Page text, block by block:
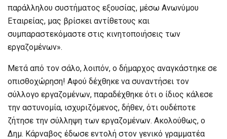
παράλληλου συστήματος εξουσίας, μέσω Ανωνύμου
Εταιρείας, μας βρίσκει αντίθετους και
συμπαραστεκόμαστε στις κινητοποιήσεις των
εργαζομένων».
Μετά από τον σάλο, λοιπόν, ο δήμαρχος αναγκάστηκε σε
οπισθοχώρηση! Αφού δέχθηκε να συναντήσει τον
σύλλογο εργαζομένων, παραδέχθηκε ότι ο ίδιος κάλεσε
την αστυνομία, ισχυριζόμενος, δήθεν, ότι ουδέποτε
ζήτησε την σύλληψη των εργαζομένων. Ακολούθως, ο
Δημ. Κάρναβος έδωσε εντολή στον γενικό γραμματέα